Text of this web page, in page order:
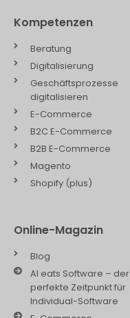
Kompetenzen
Beratung
Digitalisierung
Geschäftsprozesse
digitalisieren
E-Commerce
B2C E-Commerce
B2B E-Commerce
Magento
Shopify (plus)
Online-Magazin
Blog
AI eats Software – der
perfekte Zeitpunkt für
Individual-Software